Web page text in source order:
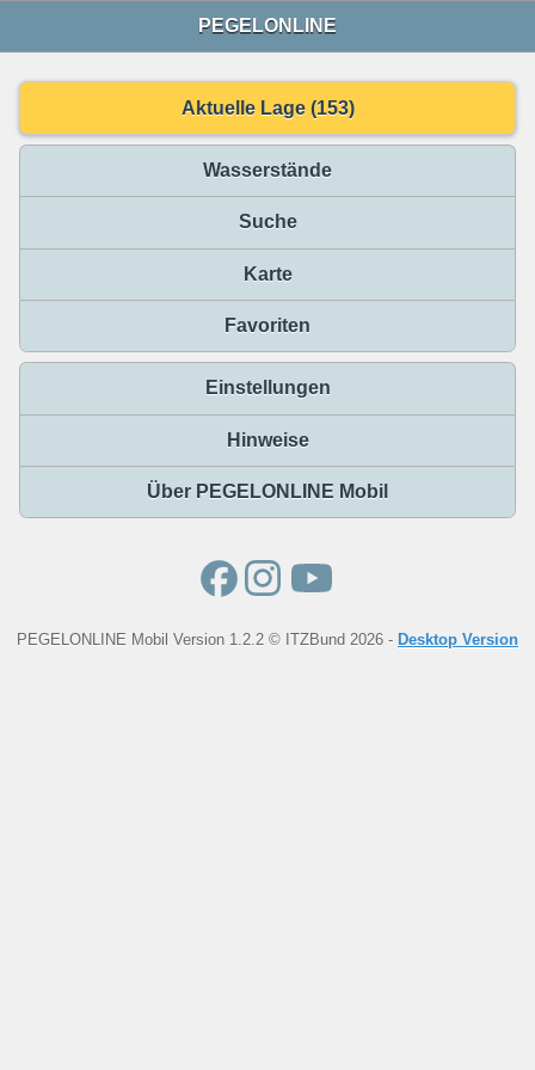
PEGELONLINE
Aktuelle Lage (153)
Wasserstände
Suche
Karte
Favoriten
Einstellungen
Hinweise
Über PEGELONLINE Mobil
PEGELONLINE Mobil Version 1.2.2 © ITZBund 2026 - Desktop Version